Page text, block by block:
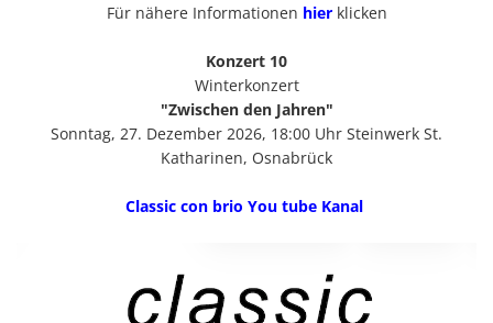
Für nähere Informationen hier klicken
Konzert 10
Winterkonzert
"Zwischen den Jahren"
Sonntag, 27. Dezember 2026, 18:00 Uhr Steinwerk St.
Katharinen, Osnabrück
Classic con brio You tube Kanal